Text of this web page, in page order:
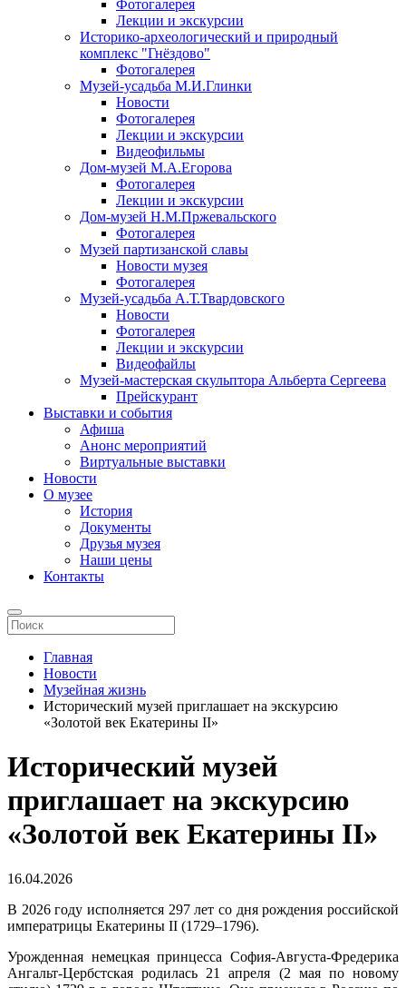
Фотогалерея
Лекции и экскурсии
Историко-археологический и природный
комплекс "Гнёздово"
Фотогалерея
Музей-усадьба М.И.Глинки
Новости
Фотогалерея
Лекции и экскурсии
Видеофильмы
Дом-музей М.А.Егорова
Фотогалерея
Лекции и экскурсии
Дом-музей Н.М.Пржевальского
Фотогалерея
Музей партизанской славы
Новости музея
Фотогалерея
Музей-усадьба А.Т.Твардовского
Новости
Фотогалерея
Лекции и экскурсии
Видеофайлы
Музей-мастерская скульптора Альберта Сергеева
Прейскурант
Выставки и события
Афиша
Анонс мероприятий
Виртуальные выставки
Новости
О музее
История
Документы
Друзья музея
Наши цены
Контакты
Главная
Новости
Музейная жизнь
Исторический музей приглашает на экскурсию
«Золотой век Екатерины II»
Исторический музей
приглашает на экскурсию
«Золотой век Екатерины II»
16.04.2026
В 2026 году исполняется 297 лет со дня рождения российской
императрицы Екатерины II (1729–1796).
Урожденная немецкая принцесса София-Августа-Фредерика
Ангальт-Цербстская родилась 21 апреля (2 мая по новому